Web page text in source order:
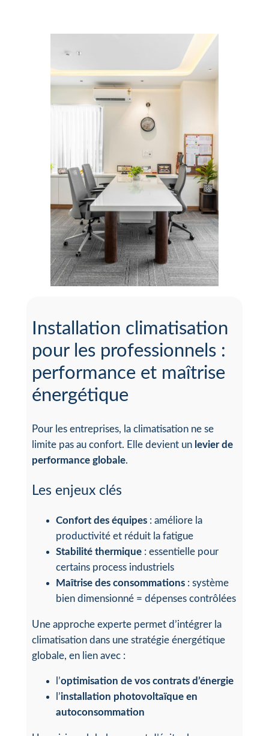
Installation climatisation
pour les professionnels :
performance et maîtrise
énergétique
Pour les entreprises, la climatisation ne se
limite pas au confort. Elle devient un levier de
performance globale.
Les enjeux clés
Confort des équipes: améliore la
productivité et réduit la fatigue
Stabilité thermique: essentielle pour
certains process industriels
Maîtrise des consommations: système
bien dimensionné = dépenses contrôlées
Une approche experte permet d’intégrer la
climatisation dans une stratégie énergétique
globale, en lien avec :
l’optimisation de vos contrats d’énergie
l’installation photovoltaïque en
autoconsommation